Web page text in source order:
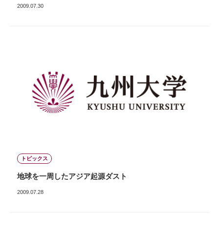
2009.07.30
トピックス
地球を一周したアジア起源ダスト
2009.07.28